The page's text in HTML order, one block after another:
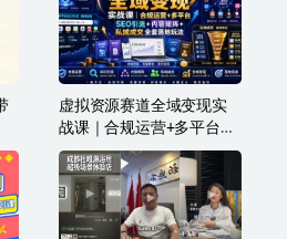
虚拟资源赛道全域变现实
战课｜合规运营+多平台
SEO引流+内容矩阵+私域
成交全套落地玩法